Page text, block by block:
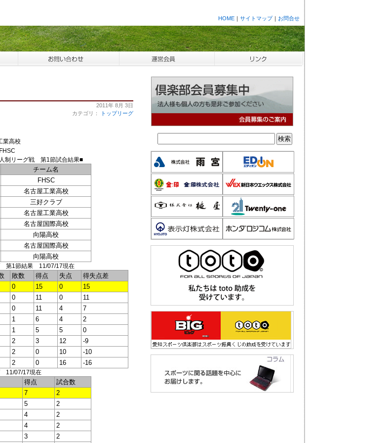
HOME ｜ サイトマップ｜ お問合せ
2011年 8月 3日
カテゴリ：
トップリーグ
業高校
制リーグ戦 第1節試合結果■
チーム名
FHSC
名古屋工業高校
三好クラブ
名古屋工業高校
名古屋国際高校
向陽高校
名古屋国際高校
向陽高校
第1節結果 11/07/17現在
敗数 得点 失点
得失点差
0 15 0
15
0 11 0
11
0 11 4
7
1 6 4
2
1 5 5
0
2 3 12
-9
2 0 10
-10
2 0 16 -16
11/07/17現在
得点
試合数
7
2
5
2
4
2
4
2
3 2